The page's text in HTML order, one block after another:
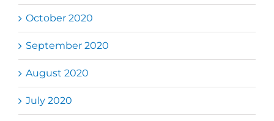
October 2020
September 2020
August 2020
July 2020